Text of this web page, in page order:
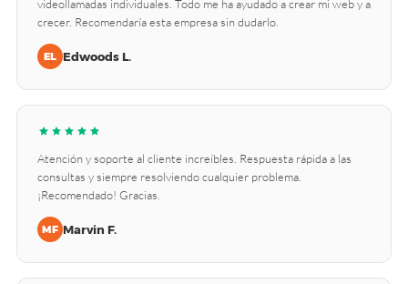
videollamadas individuales. Todo me ha ayudado a crear mi web y a
crecer. Recomendaría esta empresa sin dudarlo.
EL Edwoods L.
Atención y soporte al cliente increíbles. Respuesta rápida a las
consultas y siempre resolviendo cualquier problema.
¡Recomendado! Gracias.
MF Marvin F.